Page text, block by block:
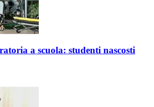
a scuola: studenti nascosti